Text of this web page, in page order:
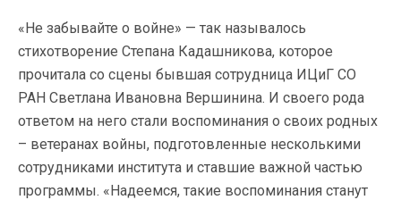
«Не забывайте о войне» — так называлось
стихотворение Степана Кадашникова, которое
прочитала со сцены бывшая сотрудница ИЦиГ СО
РАН Светлана Ивановна Вершинина. И своего рода
ответом на него стали воспоминания о своих родных
– ветеранах войны, подготовленные несколькими
сотрудниками института и ставшие важной частью
программы. «Надеемся, такие воспоминания станут